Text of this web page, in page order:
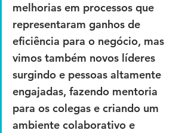
melhorias em processos que
representaram ganhos de
eficiência para o negócio, mas
vimos também novos líderes
surgindo e pessoas altamente
engajadas, fazendo mentoria
para os colegas e criando um
ambiente colaborativo e